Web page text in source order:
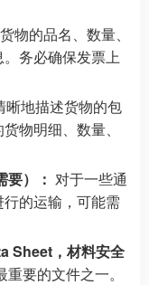
物的品名、数量、
务必确保发票上
晰地描述货物的包
物明细、数量、
）： 对于一些通
的运输，可能需
Sheet，材料安全
要的文件之一。